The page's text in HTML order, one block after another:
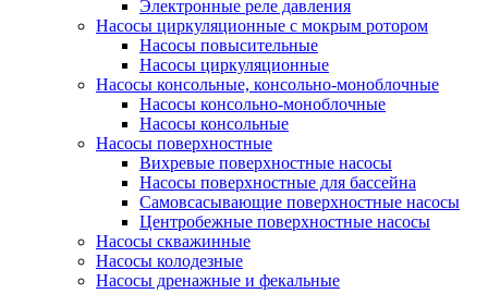
Электронные реле давления
Насосы циркуляционные с мокрым ротором
Насосы повысительные
Насосы циркуляционные
Насосы консольные, консольно-моноблочные
Насосы консольно-моноблочные
Насосы консольные
Насосы поверхностные
Вихревые поверхностные насосы
Насосы поверхностные для бассейна
Самовсасывающие поверхностные насосы
Центробежные поверхностные насосы
Насосы скважинные
Насосы колодезные
Насосы дренажные и фекальные